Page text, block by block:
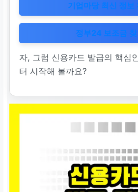
기업마당 최신 정보
정부24 보조금 찾
자, 그럼 신용카드 발급의 핵심
터 시작해 볼까요?